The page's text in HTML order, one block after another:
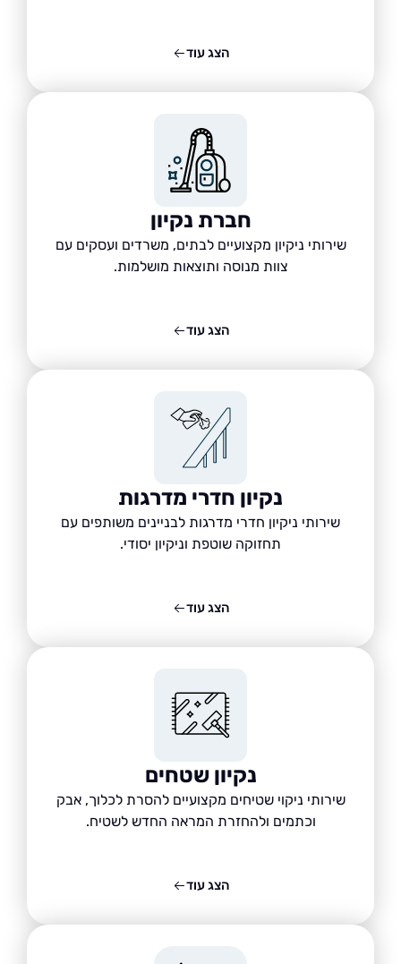
חברת נקיון
שירותי ניקיון מקצועיים לבתים, משרדים ועסקים עם
צוות מנוסה ותוצאות מושלמות.
נקיון חדרי מדרגות
שירותי ניקיון חדרי מדרגות לבניינים משותפים עם
תחזוקה שוטפת וניקיון יסודי.
נקיון שטחים
שירותי ניקוי שטיחים מקצועיים להסרת לכלוך, אבק
וכתמים ולהחזרת המראה החדש לשטיח.